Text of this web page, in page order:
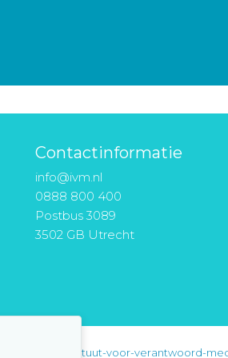
Contactinformatie
info@ivm.nl
0888 800 400
Postbus 3089
3502 GB Utrecht
instituut-voor-verantwoord-